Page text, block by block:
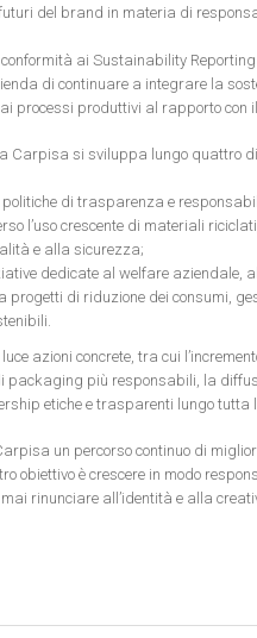
del brand in materia di
ai Sustainability
di continuare a integrare la
processi produttivi al rapporto con
Carpisa si sviluppa lungo quattro
politiche di trasparenza e
l’uso crescente di materiali
e alla sicurezza;
dedicate al welfare
progetti di riduzione dei consumi,
azioni concrete, tra cui
packaging più responsabili, la
etiche e trasparenti lungo tutta
un percorso continuo di
obiettivo è crescere in modo
rinunciare all’identità e alla